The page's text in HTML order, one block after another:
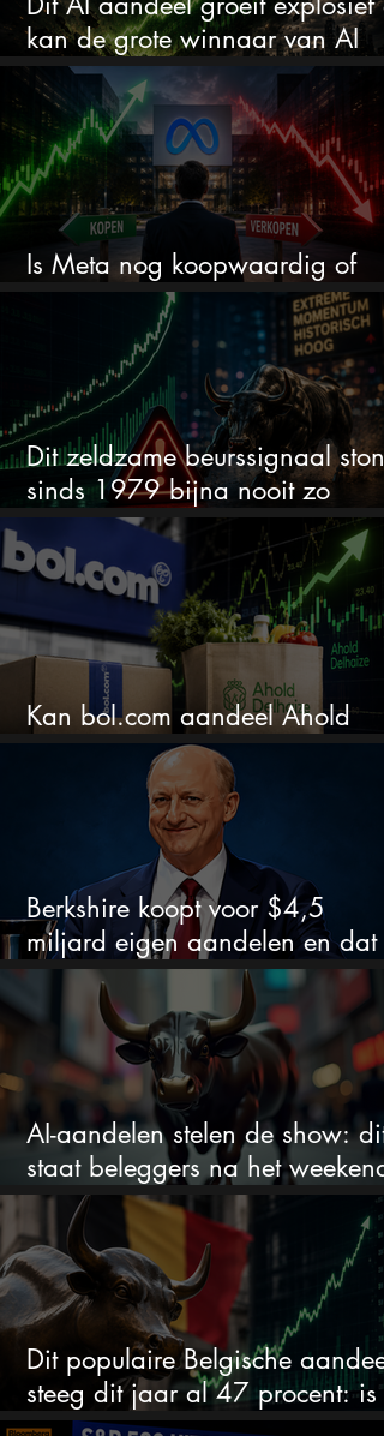
kan de grote winnaar van AI
worden
Is Meta nog koopwaardig of
wordt het tijd om te verkopen?
Dit zeldzame beurssignaal stond
sinds 1979 bijna nooit zo
extreem
Kan bol.com aandeel Ahold
nieuw leven inblazen?
Berkshire koopt voor $4,5
miljard eigen aandelen en dat
zegt veel over de waardering
AI-aandelen stelen de show: dit
staat beleggers na het weekend
te wachten
Dit populaire Belgische aandeel
steeg dit jaar al 47 procent: is
ruimte voor meer?